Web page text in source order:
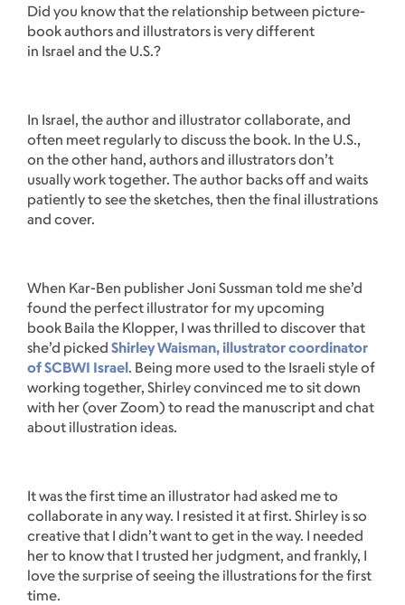
Did you know that the relationship between picture-
book authors and illustrators is very different
in Israel and the U.S.?
In Israel, the author and illustrator collaborate, and
often meet regularly to discuss the book. In the U.S.,
on the other hand, authors and illustrators don’t
usually work together. The author backs off and waits
patiently to see the sketches, then the final illustrations
and cover.
When Kar-Ben publisher Joni Sussman told me she’d
found the perfect illustrator for my upcoming
book Baila the Klopper, I was thrilled to discover that
she’d picked Shirley Waisman, illustrator coordinator
of SCBWI Israel. Being more used to the Israeli style of
working together, Shirley convinced me to sit down
with her (over Zoom) to read the manuscript and chat
about illustration ideas.
It was the first time an illustrator had asked me to
collaborate in any way. I resisted it at first. Shirley is so
creative that I didn’t want to get in the way. I needed
her to know that I trusted her judgment, and frankly, I
love the surprise of seeing the illustrations for the first
time.